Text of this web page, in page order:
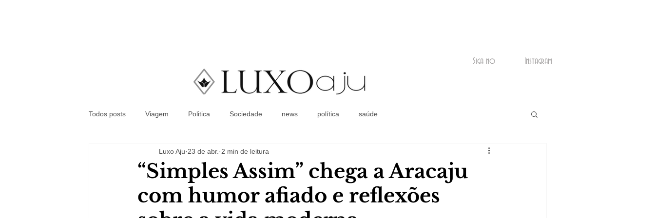
Coluna Social
Siga no Instagram
Todos posts Viagem Politica Sociedade news política saúde
“Simples Assim” chega a Aracaju
com humor afiado e reflexões
Luxo Aju 23 de abr. 2 min de leitura